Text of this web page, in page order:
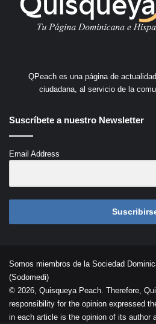
QPeach es una página de
ciudadana, al servicio de la
Suscríbete a nuestro Newsletter
Email Address
Somos miembros de la Sociedad
(Sodomedi)
© 2026, Quisqueya Peach. Therefore,
responsibility for the opinion expressed
in each article is the opinion of its author